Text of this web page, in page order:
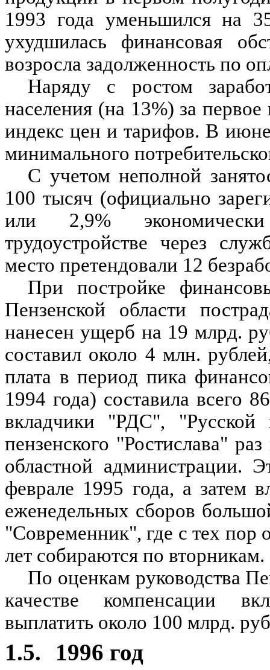
1993 года уменьшился на
ухудшилась финансовая
возросла задолженность по
Наряду с ростом
населения (на 13%) за
индекс цен и тарифов. В
минимального
С учетом неполной
100 тысяч (официально
или 2,9%
трудоустройстве через
место претендовали 12
При постройке
Пензенской области
нанесен ущерб на 19 млрд.
составил около 4 млн.
плата в период пика
1994 года) составила всего
вкладчики "РДС",
пензенского "Ростислава"
областной администрации.
феврале 1995 года, а затем
еженедельных сборов
"Современник", где с тех пор
лет собираются по вторникам.
По оценкам руководства
качестве компенсации
выплатить около 100 млрд.
1.5. 1996 год